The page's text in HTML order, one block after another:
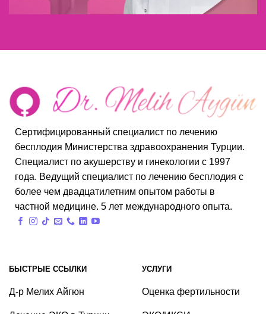
Сертифицированный специалист по лечению
бесплодия Министерства здравоохранения Турции.
Специалист по акушерству и гинекологии с 1997
года. Ведущий специалист по лечению бесплодия с
более чем двадцатилетним опытом работы в
частной медицине. 5 лет международного опыта.
БЫСТРЫЕ ССЫЛКИ
Д-р Мелих Айгюн
УСЛУГИ
Оценка фертильности